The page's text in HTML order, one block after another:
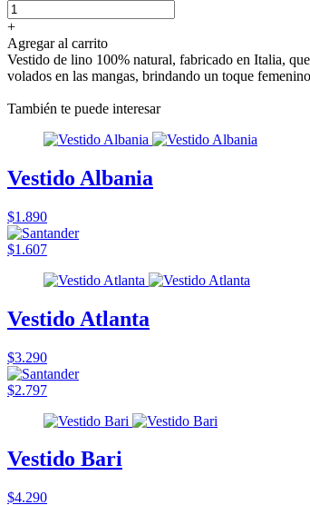
+
Agregar al carrito
Vestido de lino 100% natural, fabricado en Italia,
volados en las mangas, brindando un toque
También te puede interesar
Vestido Albania
$1.890
$1.607
Vestido Atlanta
$3.290
$2.797
Vestido Bari
$4.290